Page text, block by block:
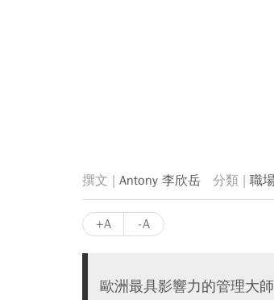
Antony 李欣岳 職
+A -A
歐洲最具影響力的管理大